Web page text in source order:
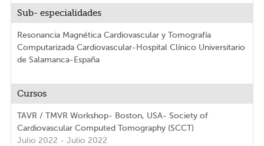
Sub- especialidades
Resonancia Magnética Cardiovascular y Tomografía
Computarizada Cardiovascular-Hospital Clínico Universitario
de Salamanca-España
Cursos
TAVR / TMVR Workshop- Boston, USA- Society of
Cardiovascular Computed Tomography (SCCT)
Julio 2022 - Julio 2022